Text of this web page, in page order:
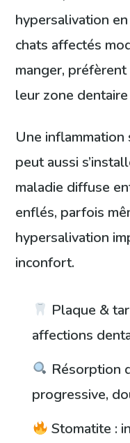
hypersalivation
chats affectés
manger,
leur zone
Une inflammation
peut aussi
maladie diffuse
enflés, parfois
hypersalivation
inconfort.
Plaque &
affections
Résorption
progressive,
Stomatite :